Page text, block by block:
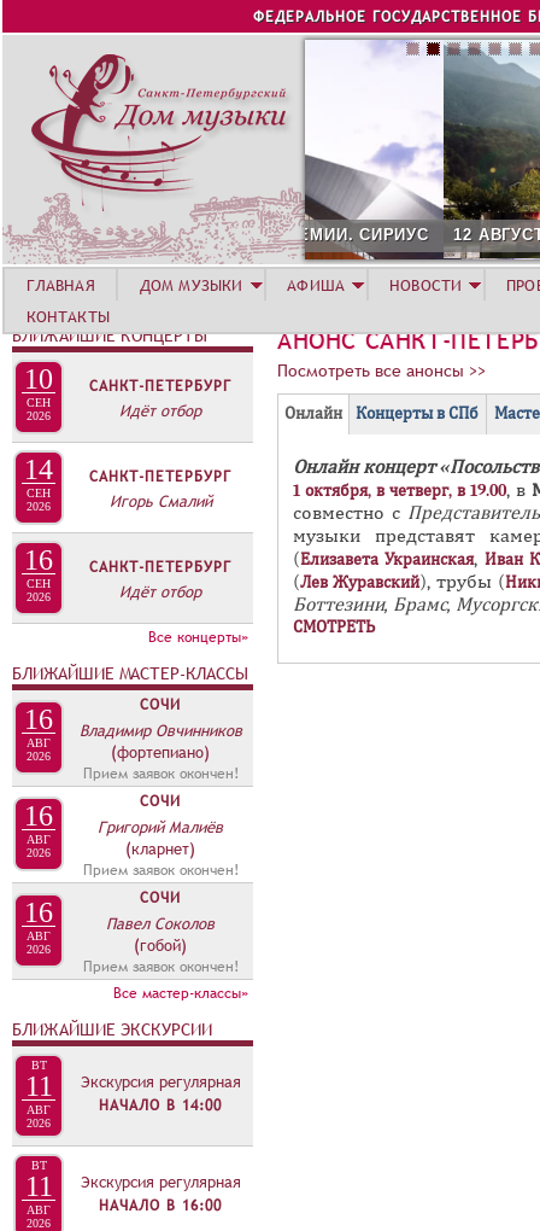
Jump to navigation
ФЕДЕРАЛЬНОЕ ГОСУДАРСТВЕННОЕ
12 АВГУСТА. КОНЦЕРТ
АНОНС САНКТ-
Посмотреть все анонсы >>
Г
П
П
Л
Онлайн(
а
к
т
и
в
н
а
Концерты в СПб
Онлайн концерт
1 октября, в четверг, в 19.00, в
совместно с
музыки представят
(Елизавета Украинская, Иван
(Лев Журавский), трубы (
Боттезини, Брамс,
СМОТРЕТЬ
ГЛАВНАЯ ДОМ МУЗЫКИ АФИША НОВОСТИ
КОНТАКТЫ
БЛИЖАЙШИЕ КОНЦЕРТЫ
10
СЕН
2026
САНКТ-ПЕТЕРБУРГ
Идёт отбор
14
СЕН
2026
САНКТ-ПЕТЕРБУРГ
Игорь Смалий
16
СЕН
2026
САНКТ-ПЕТЕРБУРГ
Идёт отбор
Все концерты»
БЛИЖАЙШИЕ МАСТЕР-КЛАССЫ
16
АВГ
2026
СОЧИ
Владимир Овчинников
(фортепиано)
Прием заявок окончен!
16
АВГ
2026
СОЧИ
Григорий Малиёв
(кларнет)
Прием заявок окончен!
16
АВГ
2026
СОЧИ
Павел Соколов
(гобой)
Прием заявок окончен!
Все мастер-классы»
БЛИЖАЙШИЕ ЭКСКУРСИИ
ВТ
11
АВГ
2026
Экскурсия регулярная
НАЧАЛО В 14:00
ВТ
11
АВГ
2026
Экскурсия регулярная
НАЧАЛО В 16:00